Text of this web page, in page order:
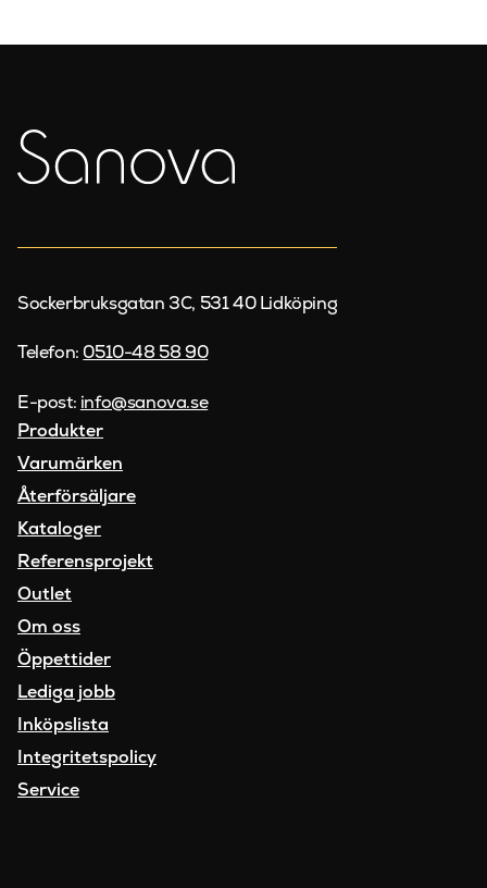
Sockerbruksgatan 3C, 531 40 Lidköping
Telefon: 0510-48 58 90
E-post: info@sanova.se
Produkter
Varumärken
Återförsäljare
Kataloger
Referensprojekt
Outlet
Om oss
Öppettider
Lediga jobb
Inköpslista
Integritetspolicy
Service